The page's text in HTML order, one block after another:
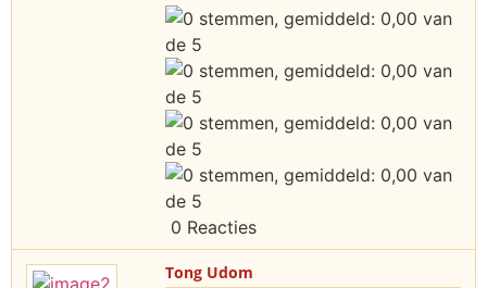
0 Reacties
Tong Udom